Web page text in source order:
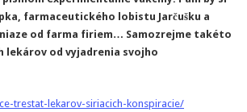
farmaceutického lobistu Jarčušku a
od farma firiem… Samozrejme takéto
lekárov od vyjadrenia svojho
trestat-lekarov-siriacich-konspiracie/